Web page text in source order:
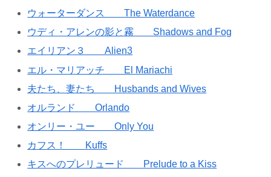
ウォーターダンス The Waterdance
ウディ・アレンの影と霧 Shadows and Fog
エイリアン３ Alien3
エル・マリアッチ El Mariachi
夫たち、妻たち Husbands and Wives
オルランド Orlando
オンリー・ユー Only You
カフス！ Kuffs
キスへのプレリュード Prelude to a Kiss